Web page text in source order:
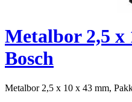
Metalbor 2,5 x
Bosch
Metalbor 2,5 x 10 x 43 mm,